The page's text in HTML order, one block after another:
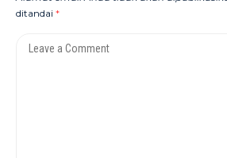
ditandai *